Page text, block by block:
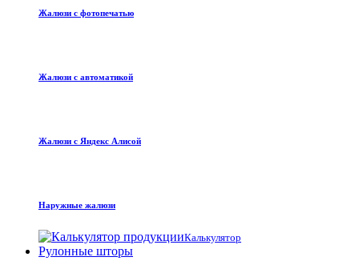
Жалюзи с фотопечатью
Жалюзи с автоматикой
Жалюзи с Яндекс Алисой
Наружные жалюзи
Калькулятор
Рулонные шторы